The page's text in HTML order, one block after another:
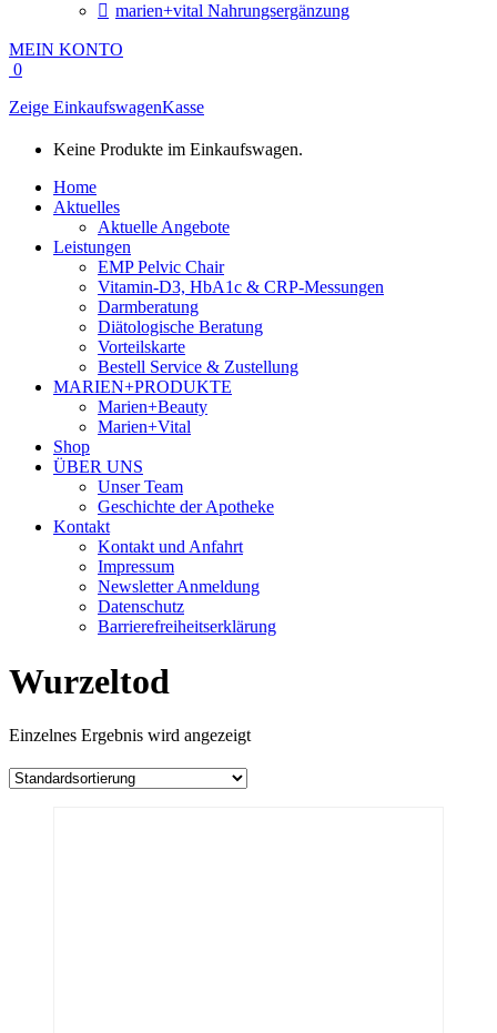
marien+vital Nahrungsergänzung
MEIN KONTO
0
Zeige EinkaufswagenKasse
Keine Produkte im Einkaufswagen.
Home
Aktuelles
Aktuelle Angebote
Leistungen
EMP Pelvic Chair
Vitamin-D3, HbA1c & CRP-Messungen
Darmberatung
Diätologische Beratung
Vorteilskarte
Bestell Service & Zustellung
MARIEN+PRODUKTE
Marien+Beauty
Marien+Vital
Shop
ÜBER UNS
Unser Team
Geschichte der Apotheke
Kontakt
Kontakt und Anfahrt
Impressum
Newsletter Anmeldung
Datenschutz
Barrierefreiheitserklärung
Wurzeltod
Einzelnes Ergebnis wird angezeigt